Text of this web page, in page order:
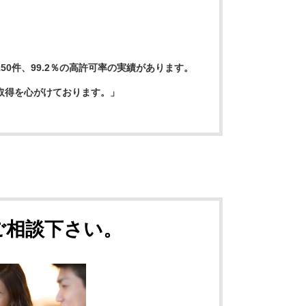
件、99.2％の高許可率の実績があります。
を心がけております。」
談下さい。